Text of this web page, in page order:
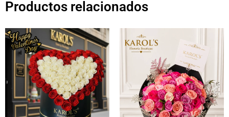
Productos relacionados